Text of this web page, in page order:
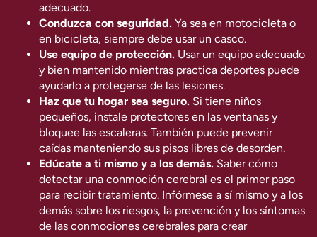
adecuado.
Conduzca con seguridad. Ya sea en motocicleta o
en bicicleta, siempre debe usar un casco.
Use equipo de protección. Usar un equipo adecuado
y bien mantenido mientras practica deportes puede
ayudarlo a protegerse de las lesiones.
Haz que tu hogar sea seguro. Si tiene niños
pequeños, instale protectores en las ventanas y
bloquee las escaleras. También puede prevenir
caídas manteniendo sus pisos libres de desorden.
Edúcate a ti mismo y a los demás. Saber cómo
detectar una conmoción cerebral es el primer paso
para recibir tratamiento. Infórmese a sí mismo y a los
demás sobre los riesgos, la prevención y los síntomas
de las conmociones cerebrales para crear